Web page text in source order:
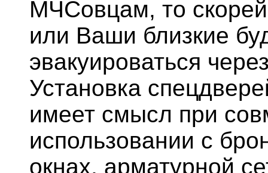
МЧСовцам, то
или Ваши близкие
эвакуироваться
Установка
имеет смысл при
использовании с
окнах, арматурной